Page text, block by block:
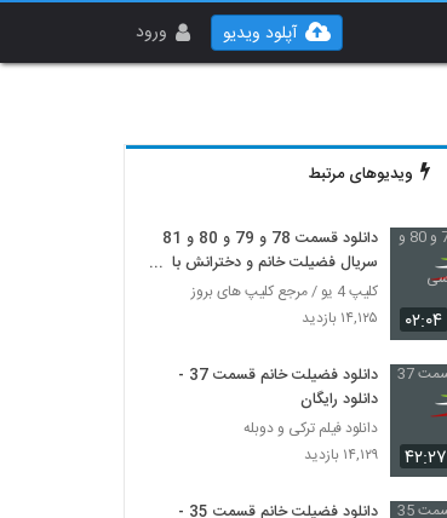
ورود آپلود ویدیو
ویدیوهای مرتبط
۰۲:۰۴
دانلود قسمت 78 و 79 و 80 و 81
سریال فضیلت خانم و دخترانش با
زیرنویس فارسی
کلیپ 4 یو / مرجع کلیپ های بروز
۱۴,۱۲۵ بازدید
۴۲:۲۷
دانلود فضیلت خانم قسمت 37 -
دانلود رایگان
دانلود فیلم ترکی و دوبله
۱۴,۱۲۹ بازدید
دانلود فضیلت خانم قسمت 35 -